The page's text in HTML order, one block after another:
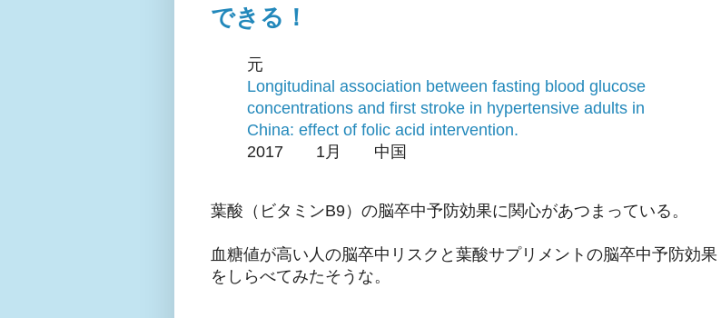
できる！
元
Longitudinal association between fasting blood glucose
concentrations and first stroke in hypertensive adults in
China: effect of folic acid intervention.
2017 1月 中国
葉酸（ビタミンB9）の脳卒中予防効果に関心があつまっている。
血糖値が高い人の脳卒中リスクと葉酸サプリメントの脳卒中予防効果
をしらべてみたそうな。